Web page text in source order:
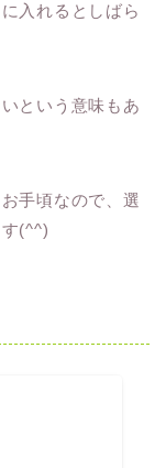
入れるとしばら
という意味もあ
手頃なので、選
(^^)